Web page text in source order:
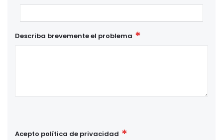
Describa brevemente el problema
Acepto política de privacidad